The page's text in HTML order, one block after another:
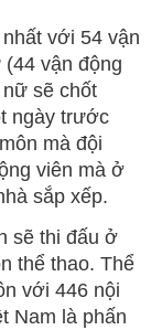
với 54 vận
vận động
sẽ chốt
ngày trước
mà đội
viên mà ở
sắp xếp.
sẽ thi đấu ở
thể thao. Thể
với 446 nội
Nam là phấn